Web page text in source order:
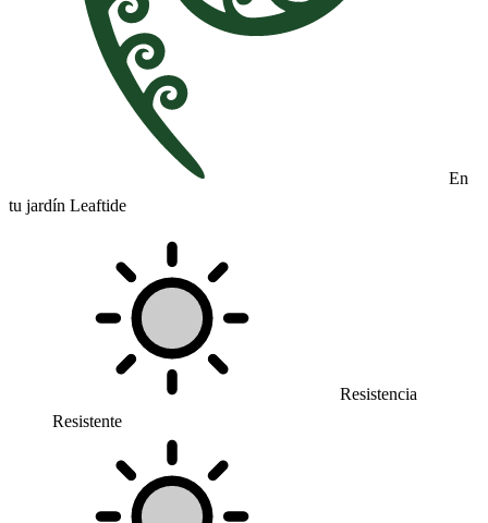
En
tu jardín Leaftide
Resistencia
Resistente